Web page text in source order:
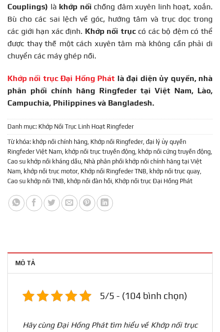
Couplings) là khớp nối chống đâm xuyên linh hoạt, xoắn.
Bù cho các sai lệch về góc, hướng tâm và trục dọc trong
các giới hạn xác định. Khớp nối trụccó các bộ đệm có thể
được thay thế một cách xuyên tâm mà không cần phải di
chuyển các máy ghép nối.
Khớp nối trục Đại Hồng Phát là đại diện ủy quyền, nhà
phân phối chính hãng Ringfeder tại Việt Nam, Lào,
Campuchia, Philippines và Bangladesh.
Danh mục: Khớp Nối Trục Linh Hoạt Ringfeder
Từ khóa: khớp nối chính hãng, Khớp nối Ringfeder, đại lý ủy quyền
Ringfeder Việt Nam, khớp nối trục truyền động, khớp nối cứng truyền động,
Cao su khớp nối kháng dầu, Nhà phân phối khớp nối chính hãng tại Việt
Nam, khớp nối trục motor, Khớp nối Ringfeder TNB, khớp nối trục quay,
Cao su khớp nối TNB, khớp nối đàn hồi, Khớp nối trục Đại Hồng Phát
MÔ TẢ
5/5 - (104 bình chọn)
Hãy cùng Đại Hồng Phát tìm hiểu về Khớp nối trục